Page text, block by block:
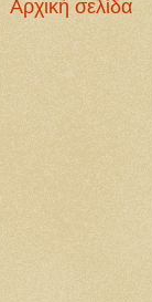
Αρχική σελίδα